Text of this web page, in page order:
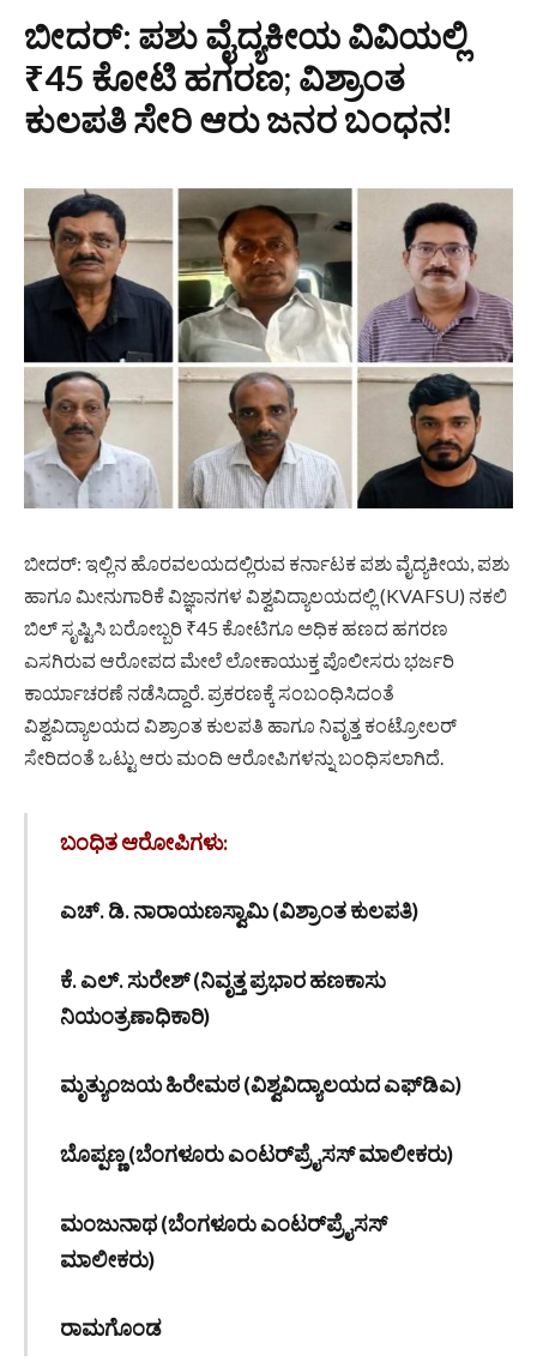
ಬೀದರ್: ಪಶು ವೈದ್ಯಕೀಯ ವಿವಿಯಲ್ಲಿ
₹45 ಕೋಟಿ ಹಗರಣ; ವಿಶ್ರಾಂತ
ಕುಲಪತಿ ಸೇರಿ ಆರು ಜನರ ಬಂಧನ!
ಬೀದರ್: ಇಲ್ಲಿನ ಹೊರವಲಯದಲ್ಲಿರುವ ಕರ್ನಾಟಕ ಪಶು ವೈದ್ಯಕೀಯ, ಪಶು
ಹಾಗೂ ಮೀನುಗಾರಿಕೆ ವಿಜ್ಞಾನಗಳ ವಿಶ್ವವಿದ್ಯಾಲಯದಲ್ಲಿ (KVAFSU) ನಕಲಿ
ಬಿಲ್ ಸೃಷ್ಟಿಸಿ ಬರೋಬ್ಬರಿ ₹45 ಕೋಟಿಗೂ ಅಧಿಕ ಹಣದ ಹಗರಣ
ಎಸಗಿರುವ ಆರೋಪದ ಮೇಲೆ ಲೋಕಾಯುಕ್ತ ಪೊಲೀಸರು ಭರ್ಜರಿ
ಕಾರ್ಯಾಚರಣೆ ನಡೆಸಿದ್ದಾರೆ. ಪ್ರಕರಣಕ್ಕೆ ಸಂಬಂಧಿಸಿದಂತೆ
ವಿಶ್ವವಿದ್ಯಾಲಯದ ವಿಶ್ರಾಂತ ಕುಲಪತಿ ಹಾಗೂ ನಿವೃತ್ತ ಕಂಟ್ರೋಲರ್
ಸೇರಿದಂತೆ ಒಟ್ಟು ಆರು ಮಂದಿ ಆರೋಪಿಗಳನ್ನು ಬಂಧಿಸಲಾಗಿದೆ.
ಬಂಧಿತ ಆರೋಪಿಗಳು:
ಎಚ್. ಡಿ. ನಾರಾಯಣಸ್ವಾಮಿ (ವಿಶ್ರಾಂತ ಕುಲಪತಿ)
ಕೆ. ಎಲ್. ಸುರೇಶ್ (ನಿವೃತ್ತ ಪ್ರಭಾರ ಹಣಕಾಸು
ನಿಯಂತ್ರಣಾಧಿಕಾರಿ)
ಮೃತ್ಯುಂಜಯ ಹಿರೇಮಠ (ವಿಶ್ವವಿದ್ಯಾಲಯದ ಎಫ್‌ಡಿಎ)
ಬೊಪ್ಪಣ್ಣ (ಬೆಂಗಳೂರು ಎಂಟರ್‌ಪ್ರೈಸಸ್ ಮಾಲೀಕರು)
ಮಂಜುನಾಥ (ಬೆಂಗಳೂರು ಎಂಟರ್‌ಪ್ರೈಸಸ್
ಮಾಲೀಕರು)
ರಾಮಗೊಂಡ